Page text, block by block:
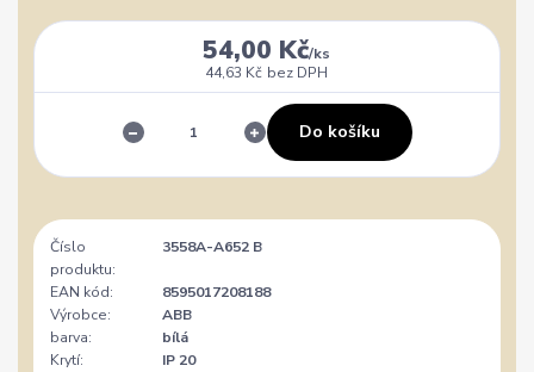
54,00 Kč/ks
44,63 Kč bez DPH
Do košíku
Číslo
produktu:
3558A-A652 B
EAN kód:
8595017208188
Výrobce:
ABB
barva:
bílá
Krytí:
IP 20